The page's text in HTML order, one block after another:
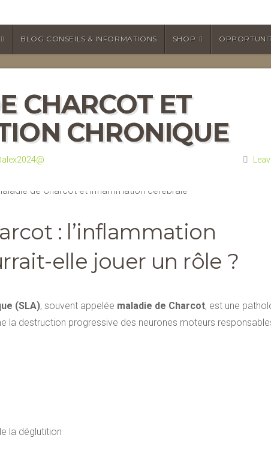
BLOG CONSEILS & INFORMATIONS SHOP
CHARCOT ET
CHRONIQUE
: l’inflammation
elle jouer un rôle ?
(SLA), souvent appelée maladie de Charcot, est une
la destruction progressive des neurones moteurs
la déglutition